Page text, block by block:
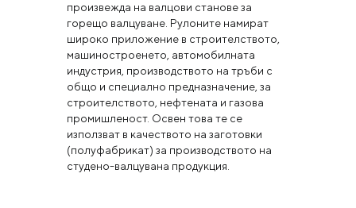
произвежда на валцови станове за
горещо валцуване. Рулоните намират
широко приложение в строителството,
машиностроенето, автомобилната
индустрия, производството на тръби с
общо и специално предназначение, за
строителството, нефтената и газова
промишленост. Освен това те се
използват в качеството на заготовки
(полуфабрикат) за производството на
студено-валцувана продукция.